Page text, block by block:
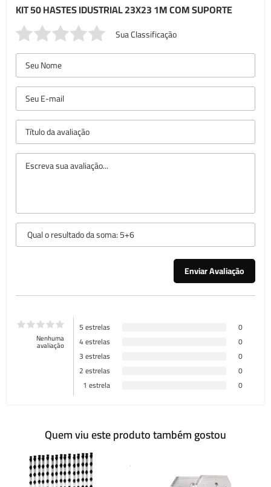
KIT 50 HASTES IDUSTRIAL 23X23 1M COM SUPORTE
Sua Classificação
Nenhuma
avaliação
5 estrelas
0
4 estrelas
0
3 estrelas
0
2 estrelas
0
1 estrela
0
Quem viu este produto também gostou